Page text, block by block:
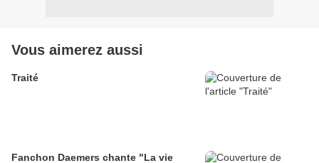
Vous aimerez aussi
Traité
Fanchon Daemers chante "La vie